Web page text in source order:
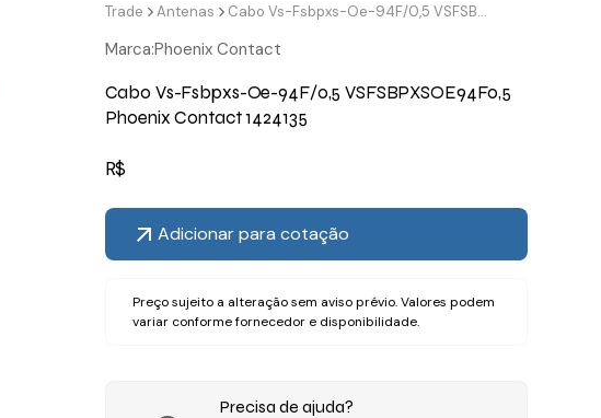
Trade Antenas Cabo Vs-Fsbpxs-Oe-94F/0,5 VSFSBPXSOE94F0,5 Phoenix Contact 1424135
Marca:Phoenix Contact
Cabo Vs-Fsbpxs-Oe-94F/0,5 VSFSBPXSOE94F0,5
Phoenix Contact 1424135
R$
Adicionar para cotação
Preço sujeito a alteração sem aviso prévio. Valores podem
variar conforme fornecedor e disponibilidade.
Precisa de ajuda?